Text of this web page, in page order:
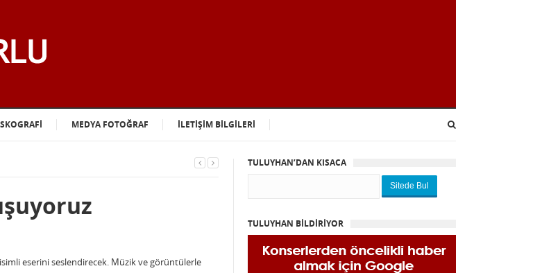
MEDYA FOTOĞRAF İLETİŞİM BİLGİLERİ
eserini seslendirecek. Müzik ve görüntülerle
TULUYHAN’DAN KISACA
Sitede Bul
TULUYHAN BİLDİRİYOR